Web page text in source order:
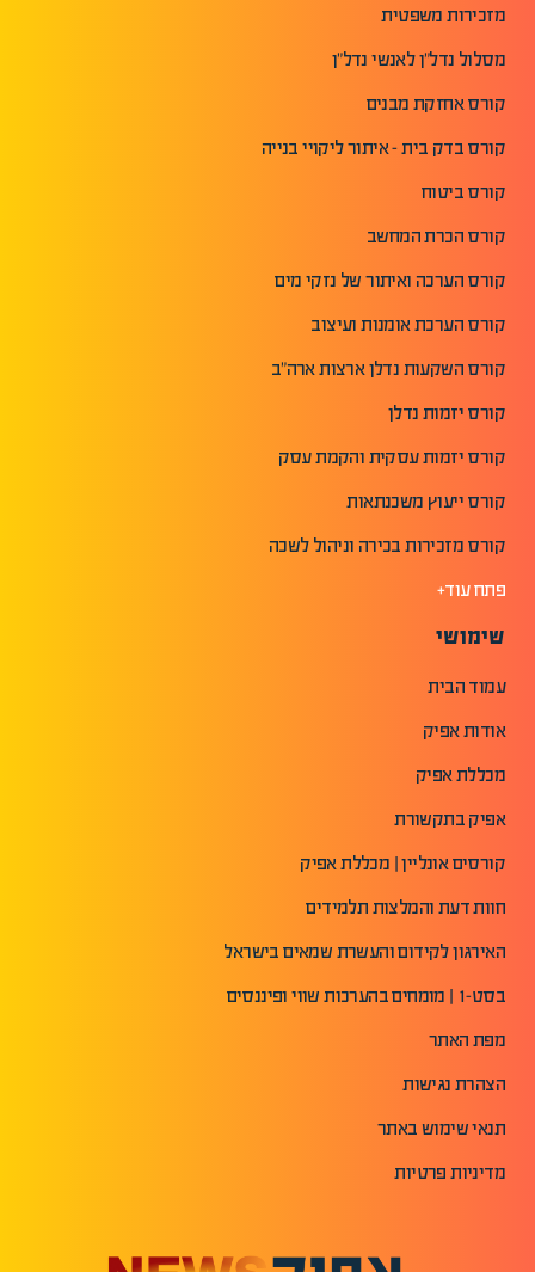
מזכירות משפטית
מסלול נדל"ן לאנשי נדל"ן
קורס אחזקת מבנים
קורס בדק בית - איתור ליקויי בנייה
קורס ביטוח
קורס הכרת המחשב
קורס הערכה ואיתור של נזקי מים
קורס הערכת אומנות ועיצוב
קורס השקעות נדלן ארצות ארה"ב
קורס יזמות נדלן
קורס יזמות עסקית והקמת עסק
קורס ייעוץ משכנתאות
קורס מזכירות בכירה וניהול לשכה
פתח עוד+
שימושי
עמוד הבית
אודות אפיק
מכללת אפיק
אפיק בתקשורת
קורסים אונליין | מכללת אפיק
חוות דעת והמלצות תלמידים
האירגון לקידום והעשרת שמאים בישראל
בסט-1 | מומחים בהערכות שווי ופיננסים
מפת האתר
הצהרת נגישות
תנאי שימוש באתר
מדיניות פרטיות